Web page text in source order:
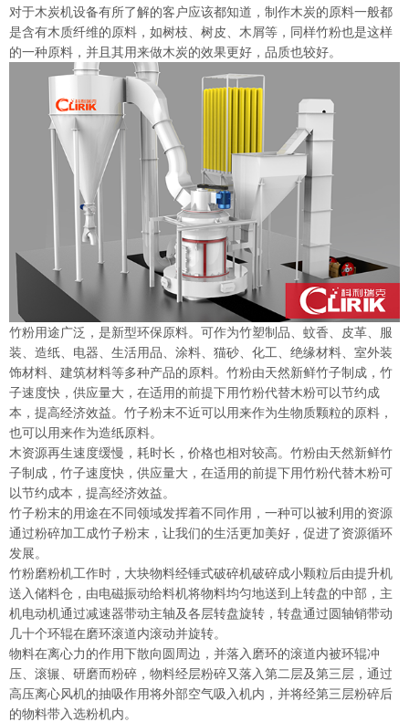
对于木炭机设备有所了解的客户应该都知道，制作木炭的原料一般都
是含有木质纤维的原料，如树枝、树皮、木屑等，同样竹粉也是这样
的一种原料，并且其用来做木炭的效果更好，品质也较好。
竹粉用途广泛，是新型环保原料。可作为竹塑制品、蚊香、皮革、服
装、造纸、电器、生活用品、涂料、猫砂、化工、绝缘材料、室外装
饰材料、建筑材料等多种产品的原料。竹粉由天然新鲜竹子制成，竹
子速度快，供应量大，在适用的前提下用竹粉代替木粉可以节约成
本，提高经济效益。竹子粉末不近可以用来作为生物质颗粒的原料 ，
也可以用来作为造纸原料。
木资源再生速度缓慢，耗时长，价格也相对较高。竹粉由天然新鲜竹
子制成，竹子速度快，供应量大，在适用的前提下用竹粉代替木粉可
以节约成本，提高经济效益。
竹子粉末的用途在不同领域发挥着不同作用，一种可以被利用的资源
通过粉碎加工成竹子粉末，让我们的生活更加美好，促进了资源循环
发展。
竹粉磨粉机工作时，大块物料经锤式破碎机破碎成小颗粒后由提升机
送入储料仓，由电磁振动给料机将物料均匀地送到上转盘的中部，主
机电动机通过减速器带动主轴及各层转盘旋转，转盘通过圆轴销带动
几十个环辊在磨环滚道内滚动并旋转。
物料在离心力的作用下散向圆周边，并落入磨环的滚道内被环辊冲
压、滚辗、研磨而粉碎，物料经层粉碎又落入第二层及第三层，通过
高压离心风机的抽吸作用将外部空气吸入机内，并将经第三层粉碎后
的物料带入选粉机内。